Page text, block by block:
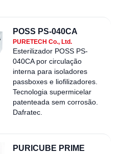
POSS PS-040CA
PURETECH Co., Ltd.
Esterilizador POSS PS-
040CA por circulação
interna para isoladores
passboxes e liofilizadores.
Tecnologia supermicelar
patenteada sem corrosão.
Dafratec.
PURICUBE PRIME